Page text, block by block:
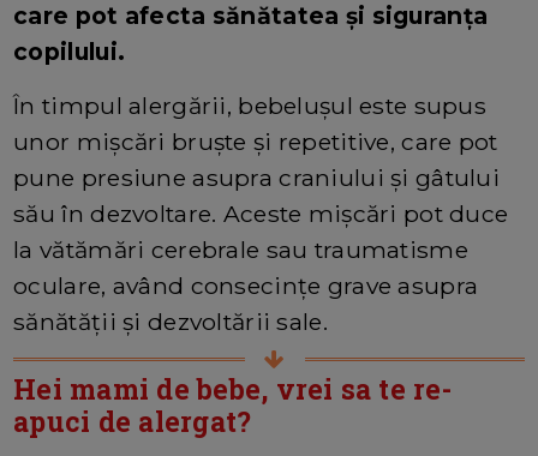
care pot afecta sănătatea și siguranța
copilului.
În timpul alergării, bebelușul este supus
unor mișcări bruște și repetitive, care pot
pune presiune asupra craniului și gâtului
său în dezvoltare. Aceste mișcări pot duce
la vătămări cerebrale sau traumatisme
oculare, având consecințe grave asupra
sănătății și dezvoltării sale.
Hei mami de bebe, vrei sa te re-
apuci de alergat?